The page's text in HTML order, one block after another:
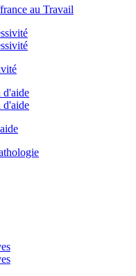
au Travail